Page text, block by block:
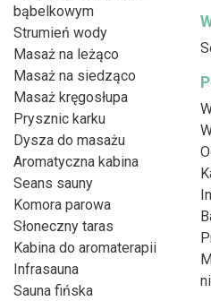
bąbelkowym
Strumień wody
Masaż na leżąco
Masaż na siedząco
Masaż kręgosłupa
Prysznic karku
Dysza do masażu
Aromatyczna kabina
Seans sauny
Komora parowa
Słoneczny taras
Kabina do aromaterapii
Infrasauna
Sauna fińska